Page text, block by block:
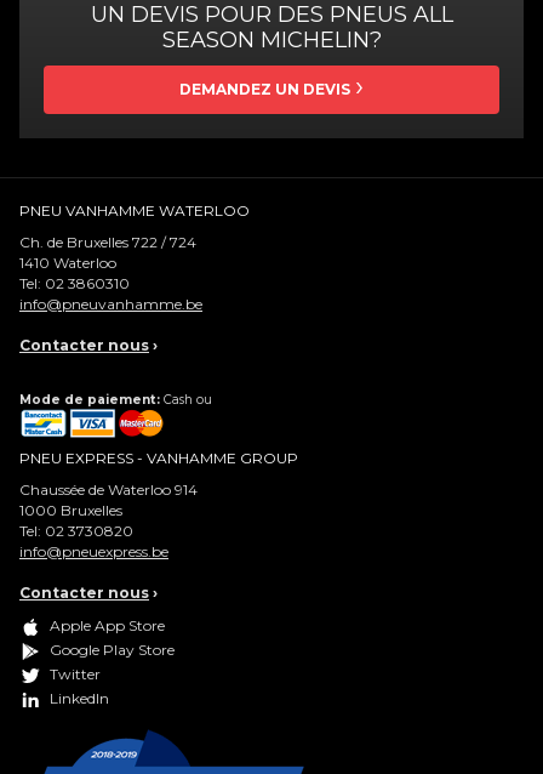
UN DEVIS POUR DES PNEUS ALL
SEASON MICHELIN?
DEMANDEZ UN DEVIS
PNEU VANHAMME WATERLOO
Ch. de Bruxelles 722 / 724
1410 Waterloo
Tel: 02 3860310
info@pneuvanhamme.be
Contacter nous ›
Mode de paiement: Cash ou
PNEU EXPRESS - VANHAMME GROUP
Chaussée de Waterloo 914
1000 Bruxelles
Tel: 02 3730820
info@pneuexpress.be
Contacter nous ›
Apple App Store
Google Play Store
Twitter
LinkedIn